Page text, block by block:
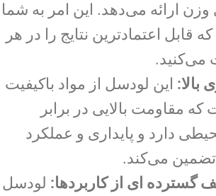
وزن ارائه می‌دهد. این امر به شما
قابل اعتمادترین نتایج را در هر
می‌کنید.
بالا: این لودسل از مواد باکیفیت
مقاومت بالایی در برابر
دارد و پایداری و عملکرد
می‌کند.
گسترده ای از کاربردها: لودسل